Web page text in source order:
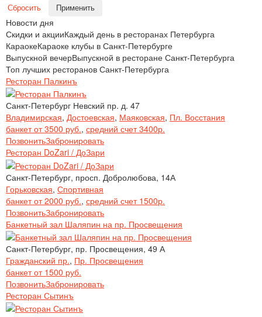
Сбросить Применить
Новости дня
Скидки и акцииКаждый день в ресторанах Петербурга
КараокеКараоке клубы в Санкт-Петербурге
Выпускной вечерВыпускной в ресторане Санкт-Петербурга
Топ лучших ресторанов Санкт-Петербурга
Ресторан Палкинъ
Санкт-Петербург Невский пр. д. 47
Владимирская, Достоевская, Маяковская, Пл. Восстания
банкет от 3500 руб., средний счет 3400р.
ПозвонитьЗабронировать
Ресторан DoZari / ДоЗари
Санкт-Петербург, просп. Добролюбова, 14А
Горьковская, Спортивная
банкет от 2000 руб., средний счет 1500р.
ПозвонитьЗабронировать
Банкетный зал Шаляпин на пр. Просвещения
Санкт-Петербург, пр. Просвещения, 49 А
Гражданский пр., Пр. Просвещения
банкет от 1500 руб.
ПозвонитьЗабронировать
Ресторан Сытинъ